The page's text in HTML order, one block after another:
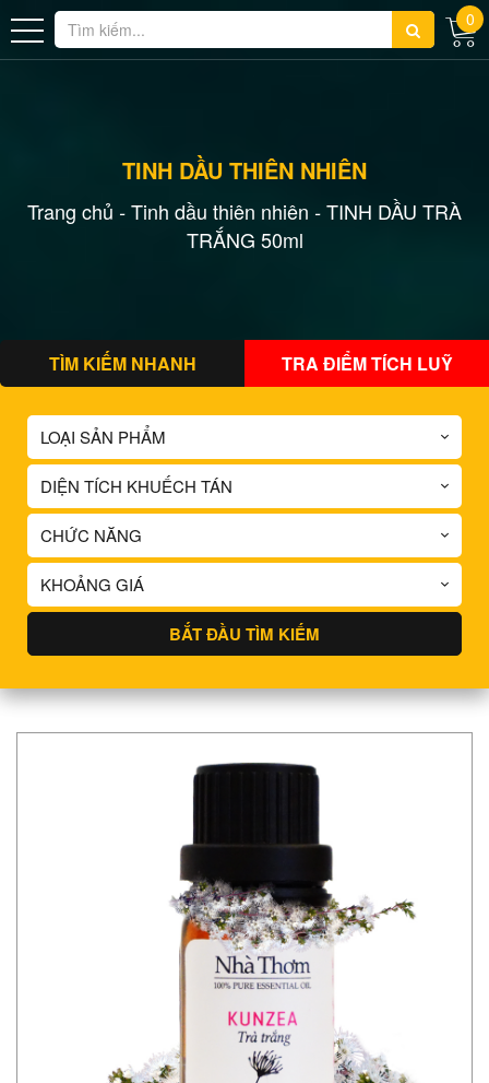
0
TINH DẦU THIÊN NHIÊN
Trang chủ - Tinh dầu thiên nhiên - TINH DẦU TRÀ
TRẮNG 50ml
TÌM KIẾM NHANH TRA ĐIỂM TÍCH LUỸ
LOẠI SẢN PHẨM
DIỆN TÍCH KHUẾCH TÁN
CHỨC NĂNG
KHOẢNG GIÁ
BẮT ĐẦU TÌM KIẾM